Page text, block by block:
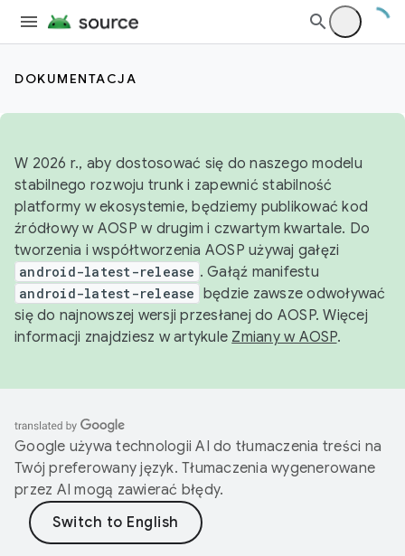
DOKUMENTACJA
W 2026 r., aby dostosować się do naszego modelu
stabilnego rozwoju trunk i zapewnić stabilność
platformy w ekosystemie, będziemy publikować kod
źródłowy w AOSP w drugim i czwartym kwartale. Do
tworzenia i współtworzenia AOSP używaj gałęzi
android-latest-release . Gałąź manifestu
android-latest-release będzie zawsze odwoływać
się do najnowszej wersji przesłanej do AOSP. Więcej
informacji znajdziesz w artykule Zmiany w AOSP.
Google używa technologii AI do tłumaczenia treści na
Twój preferowany język. Tłumaczenia wygenerowane
przez AI mogą zawierać błędy.